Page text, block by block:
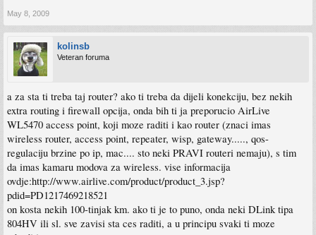
May 8, 2009
kolinsb
Veteran foruma
a za sta ti treba taj router? ako ti treba da dijeli konekciju, bez nekih
extra routing i firewall opcija, onda bih ti ja preporucio AirLive
WL5470 access point, koji moze raditi i kao router (znaci imas
wireless router, access point, repeater, wisp, gateway....., qos-
regulaciju brzine po ip, mac.... sto neki PRAVI routeri nemaju), s tim
da imas kamaru modova za wireless. vise informacija
ovdje:http://www.airlive.com/product/product_3.jsp?
pdid=PD1217469218521
on kosta nekih 100-tinjak km. ako ti je to puno, onda neki DLink tipa
804HV ili sl. sve zavisi sta ces raditi, a u principu svaki ti moze